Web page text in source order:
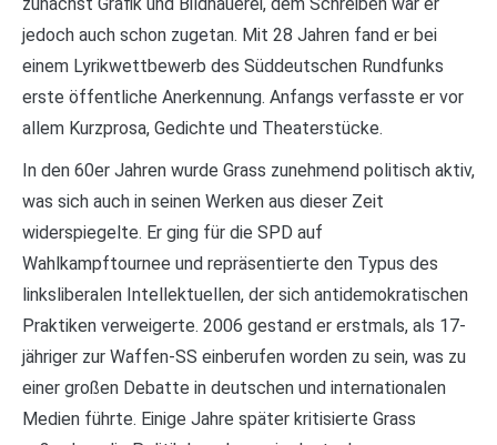
jedoch auch schon zugetan. Mit 28 Jahren fand er bei
einem Lyrikwettbewerb des Süddeutschen Rundfunks
erste öffentliche Anerkennung. Anfangs verfasste er vor
allem Kurzprosa, Gedichte und Theaterstücke.
In den 60er Jahren wurde Grass zunehmend politisch aktiv,
was sich auch in seinen Werken aus dieser Zeit
widerspiegelte. Er ging für die SPD auf
Wahlkampftournee und repräsentierte den Typus des
linksliberalen Intellektuellen, der sich antidemokratischen
Praktiken verweigerte. 2006 gestand er erstmals, als 17-
jähriger zur Waffen-SS einberufen worden zu sein, was zu
einer großen Debatte in deutschen und internationalen
Medien führte. Einige Jahre später kritisierte Grass